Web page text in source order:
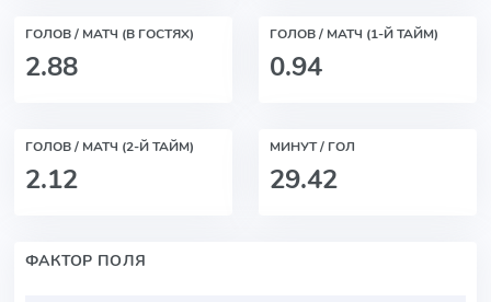
ГОЛОВ / МАТЧ (В ГОСТЯХ)
2.88
ГОЛОВ / МАТЧ (1-Й ТАЙМ)
0.94
ГОЛОВ / МАТЧ (2-Й ТАЙМ)
2.12
МИНУТ / ГОЛ
29.42
ФАКТОР ПОЛЯ